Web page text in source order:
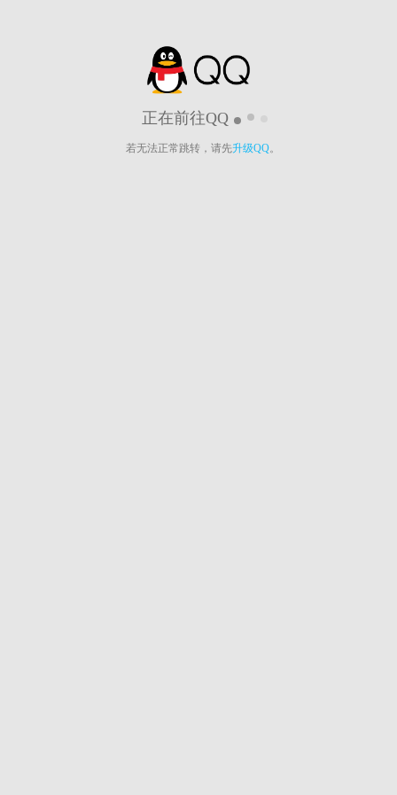
正在前往QQ
若无法正常跳转，请先升级QQ。